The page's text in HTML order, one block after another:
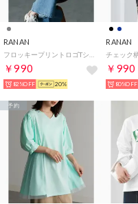
RANAN
￥990
82%OFF 20%
RANAN
￥990
80%OFF
予約